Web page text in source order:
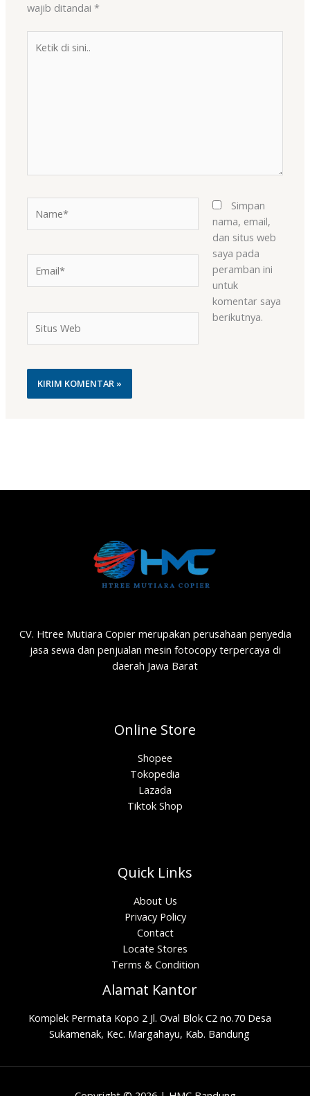
wajib ditandai*
Web
Simpan
nama, email,
dan situs web
saya pada
peramban ini
untuk
komentar saya
berikutnya.
CV. Htree Mutiara Copier merupakan perusahaan penyedia
jasa sewa dan penjualan mesin fotocopy terpercaya di
daerah Jawa Barat
Online Store
Shopee
Tokopedia
Lazada
Tiktok Shop
Quick Links
About Us
Privacy Policy
Contact
Locate Stores
Terms & Condition
Alamat Kantor
Komplek Permata Kopo 2 Jl. Oval Blok C2 no.70 Desa
Sukamenak, Kec. Margahayu, Kab. Bandung